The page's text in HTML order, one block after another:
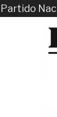
Partido